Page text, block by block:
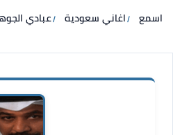
اسمع اغاني سعودية عبادي